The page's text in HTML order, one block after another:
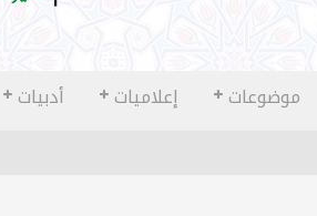
موضوعات إعلاميات أدبيات